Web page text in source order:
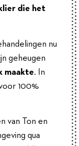
die het
nu
geheugen
maakte. In
100%
van Ton en
qua